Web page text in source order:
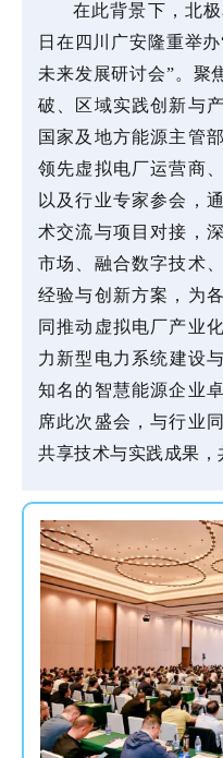
在此背景下，北
日在四川广安隆重举
未来发展研讨会”。聚
破、区域实践创新与
国家及地方能源主管
领先虚拟电厂运营商
以及行业专家参会，
术交流与项目对接，
市场、融合数字技术
经验与创新方案，为
同推动虚拟电厂产业
力新型电力系统建设
知名的智慧能源企业
席此次盛会，与行业
共享技术与实践成果，